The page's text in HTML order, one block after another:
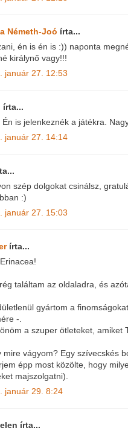
Németh-Joó írta...
én is én is :)) naponta
királynő vagy!!!
január 27. 12:53
írta...
Én is jelenkeznék a játékra.
január 27. 14:14
szép dolgokat csinálsz,
:)
január 27. 15:03
írta...
találtam az oldaladra, és
gyártom a
-.
a szuper ötleteket, amiket
mire vágyom? Egy szívecskés
épp most közölte, hogy
majszolgatni).
január 29. 8:24
írta...